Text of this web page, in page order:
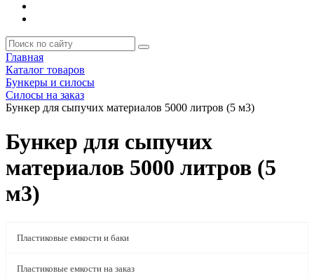
Главная
Каталог товаров
Бункеры и силосы
Силосы на заказ
Бункер для сыпучих материалов 5000 литров (5 м3)
Бункер для сыпучих
материалов 5000 литров (5
м3)
Пластиковые емкости и баки
Пластиковые емкости на заказ